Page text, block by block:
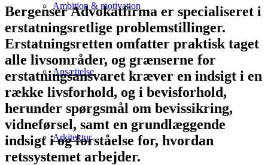
Ambition & motivation
Ansættelse
Arkitektur
Bergenser Advokatfirma er specialiseret i
erstatningsretlige problemstillinger.
Erstatningsretten omfatter praktisk taget
alle livsområder, og grænserne for
erstatningsansvaret kræver en indsigt i en
række livsforhold, og i bevisforhold,
herunder spørgsmål om bevissikring,
vidneførsel, samt en grundlæggende
indsigt i og forståelse for, hvordan
retssystemet arbejder.